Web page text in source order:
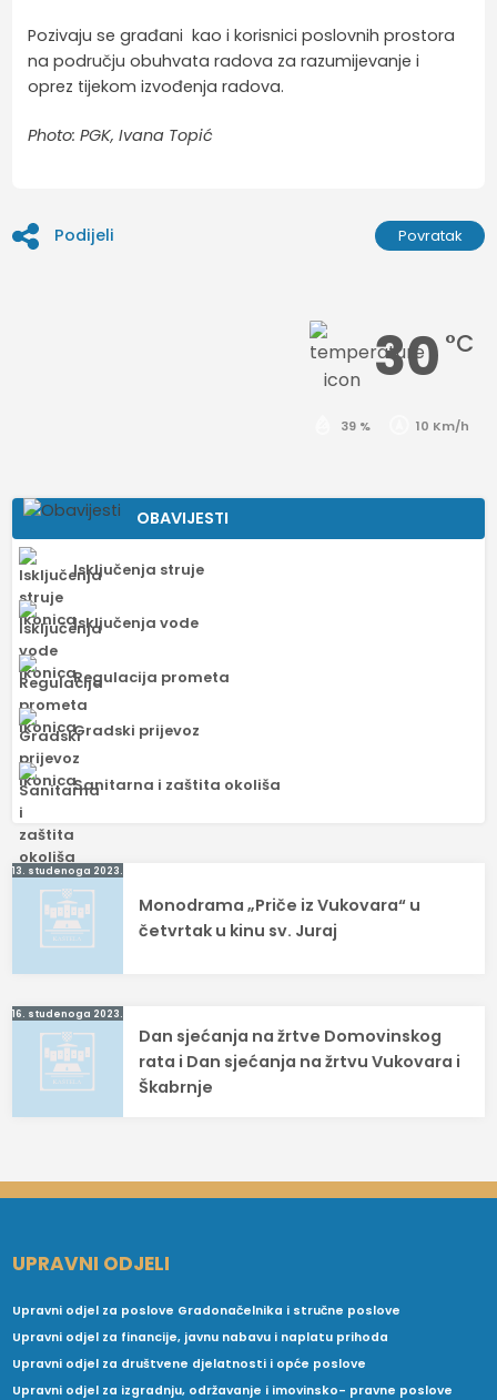
Pozivaju se građani kao i korisnici poslovnih prostora
na području obuhvata radova za razumijevanje i
oprez tijekom izvođenja radova.
Photo: PGK, Ivana Topić
Podijeli Povratak
30 °C
39 % 10 Km/h
OBAVIJESTI
Isključenja struje
Isključenja vode
Regulacija prometa
Gradski prijevoz
Sanitarna i zaštita okoliša
Navigacija
objava
13. studenoga 2023.
Monodrama „Priče iz Vukovara“ u
četvrtak u kinu sv. Juraj
16. studenoga 2023.
Dan sjećanja na žrtve Domovinskog
rata i Dan sjećanja na žrtvu Vukovara i
Škabrnje
UPRAVNI ODJELI
Upravni odjel za poslove Gradonačelnika i stručne poslove
Upravni odjel za financije, javnu nabavu i naplatu prihoda
Upravni odjel za društvene djelatnosti i opće poslove
Upravni odjel za izgradnju, održavanje i imovinsko- pravne poslove